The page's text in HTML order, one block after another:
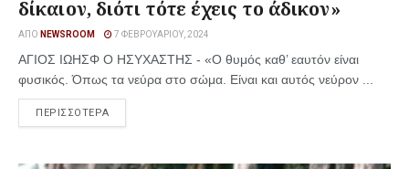
δίκαιον, διότι τότε έχεις το άδικον»
ΑΠΌ NEWSROOM 7 ΦΕΒΡΟΥΑΡΊΟΥ, 2024
ΑΓΙΟΣ ΙΩΗΣΦ Ο ΗΣΥΧΑΣΤΗΣ - «Ο θυμός καθ’ εαυτόν είναι
φυσικός. Όπως τα νεύρα στο σώμα. Είναι και αυτός νεύρον ...
ΠΕΡΙΣΣΟΤΕΡΑ